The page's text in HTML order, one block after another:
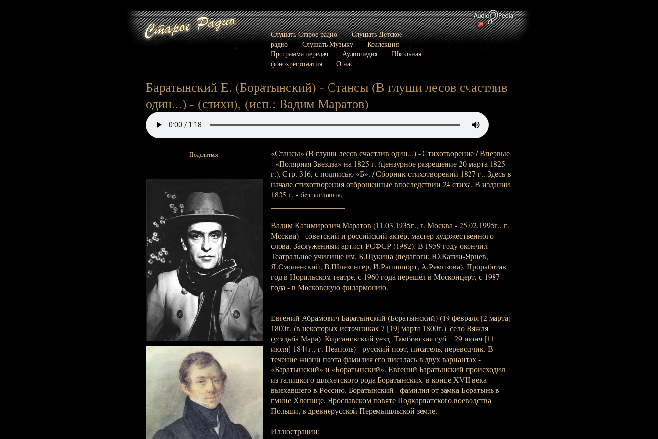
Слушать Старое радио
Слушать Детское
радио
Слушать Музыку
Коллекция
Программа передач
Аудиопедия
Школьная
фонохрестоматия
О нас
Баратынский Е. (Боратынский) - Стансы (В глуши лесов счастлив
один...) - (стихи), (исп.: Вадим Маратов)
Поделиться:
«Стансы» (В глуши лесов счастлив один...) - Стихотворение / Впервые
- «Полярная Звездза» на 1825 г. (цензурное разрешение 20 марта 1825
г.), Стр. 316, с подписью «Б». / Сборник стихотворений 1827 г.. Здесь в
начале стихотворения отброшенные впоследствии 24 стиха. В издании
1835 г. - без заглавия.
Вадим Казимирович Маратов (11.03.1935г., г. Москва - 25.02.1995г., г.
Москва) - советский и российский актёр, мастер художественного
слова. Заслуженный артист РСФСР (1982). В 1959 году окончил
Театральное училище им. Б.Щукина (педагоги: Ю.Катин-Ярцев,
Я.Смоленский, В.Шлезингер, И.Раппопорт, А.Ремизова). Проработав
год в Норильском театре, с 1960 года перешёл в Москонцерт, с 1987
года - в Московскую филармонию.
Евгений Абрамович Баратынский (Боратынский) (19 февраля [2 марта]
1800г. (в некоторых источниках 7 [19] марта 1800г.), село Вяжля
(усадьба Мара), Кирсановский уезд, Тамбовская губ. - 29 июня [11
июля] 1844г., г. Неаполь) - русский поэт, писатель, переводчик. В
течение жизни поэта фамилия его писалась в двух вариантах -
«Баратынский» и «Боратынский». Евгений Баратынский происходил
из галицкого шляхетского рода Боратынских, в конце XVII века
выехавшего в Россию. Боратынский - фамилия от замка Боратынь в
гмине Хлопице, Ярославском повяте Подкарпатского воеводства
Польши, в древнерусской Перемышльской земле.
Иллюстрации: